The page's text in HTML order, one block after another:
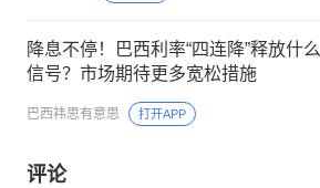
降息不停！巴西利率“四连降”释放什么
信号？市场期待更多宽松措施
巴西祎思有意思 打开APP
评论